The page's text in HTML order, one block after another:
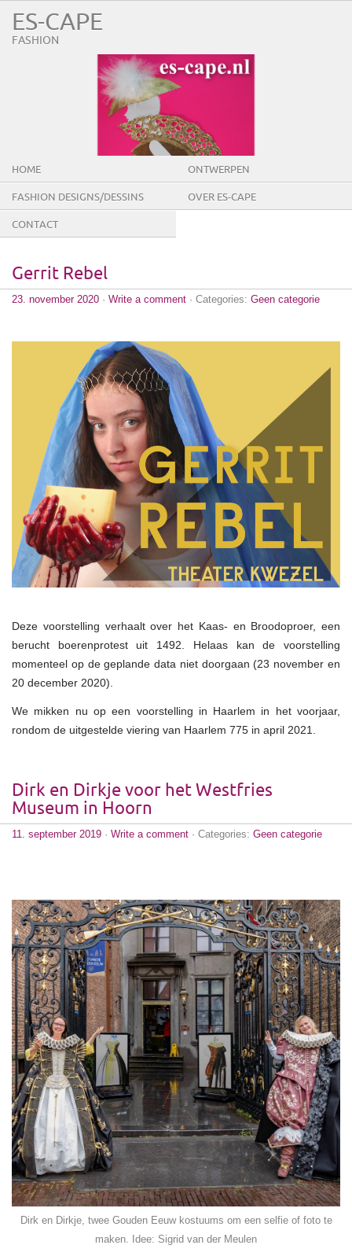
ES-CAPE
FASHION
HOME ONTWERPEN
FASHION DESIGNS/DESSINS OVER ES-CAPE
CONTACT
Gerrit Rebel
23. november 2020 · Write a comment · Categories: Geen categorie
Deze voorstelling verhaalt over het Kaas- en Broodoproer, een
berucht boerenprotest uit 1492. Helaas kan de voorstelling
momenteel op de geplande data niet doorgaan (23 november en
20 december 2020).
We mikken nu op een voorstelling in Haarlem in het voorjaar,
rondom de uitgestelde viering van Haarlem 775 in april 2021.
Dirk en Dirkje voor het Westfries
Museum in Hoorn
11. september 2019 · Write a comment · Categories: Geen categorie
Dirk en Dirkje, twee Gouden Eeuw kostuums om een selfie of foto te
maken. Idee: Sigrid van der Meulen